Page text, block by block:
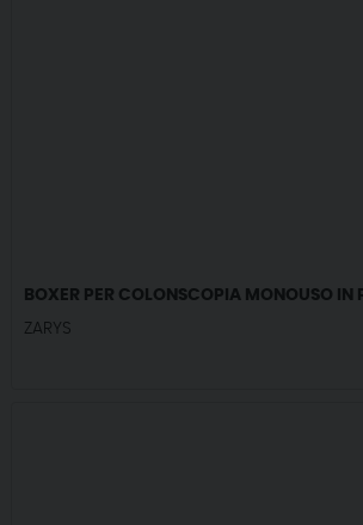
BOXER PER COLONSCOPIA MONOUSO IN
ZARYS